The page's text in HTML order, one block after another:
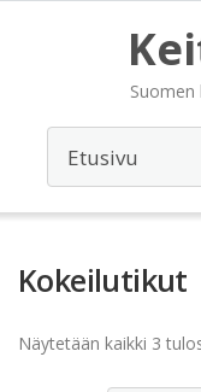
Kokeilutikut
Näytetään kaikki 3